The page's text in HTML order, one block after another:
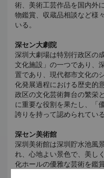
術、美術工芸作品を国内外
物鑑賞、収蔵品相談など様
いる。
深セン大劇院
深圳大劇場は特別行政区の
文化施設」の一つであり、
置であり、現代都市文化の
化発展過程における歴史的
政区の文化芸術舞台の繁栄
に重要な役割を果たし、「
誇りを持って認められている
深セン美術館
深圳美術館は深圳貯水池風
れ、心地よい景色で、美し
化ホールの優雅な芸術を鑑